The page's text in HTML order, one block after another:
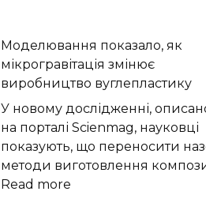
«Врятуй
життя»
у
після
вибухів
Моделювання показало, як
мікрогравітація змінює
виробництво вуглепластику
У новому дослідженні,
на порталі Scienmag, науковці
показують, що переносити
методи виготовлення
Read more